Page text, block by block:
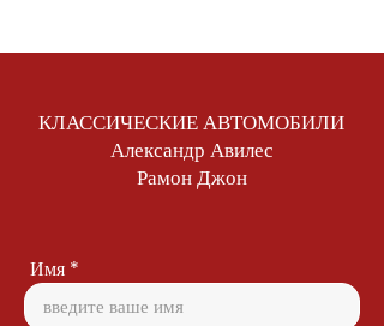
КЛАССИЧЕСКИЕ АВТОМОБИЛИ
Александр Авилес
Рамон Джон
Имя